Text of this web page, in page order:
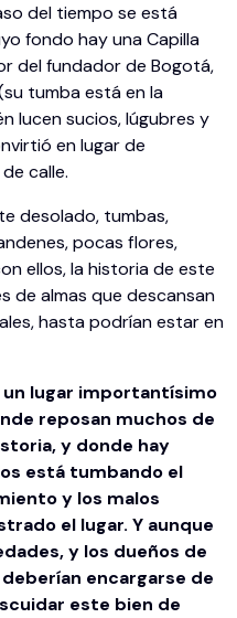
del tiempo se está
fondo hay una Capilla
del fundador de Bogotá,
tumba está en la
lucen sucios, lúgubres y
en lugar de
calle.
desolado, tumbas,
pocas flores,
ellos, la historia de este
de almas que descansan
hasta podrían estar en
lugar importantísimo
reposan muchos de
y donde hay
está tumbando el
y los malos
el lugar. Y aunque
y los dueños de
encargarse de
este bien de